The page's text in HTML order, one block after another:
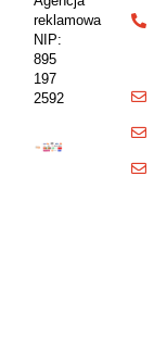
reklamowa
NIP:
895
197
2592